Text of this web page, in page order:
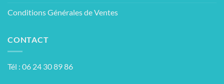
Conditions Générales de Ventes
CONTACT
Tél : 06 24 30 89 86